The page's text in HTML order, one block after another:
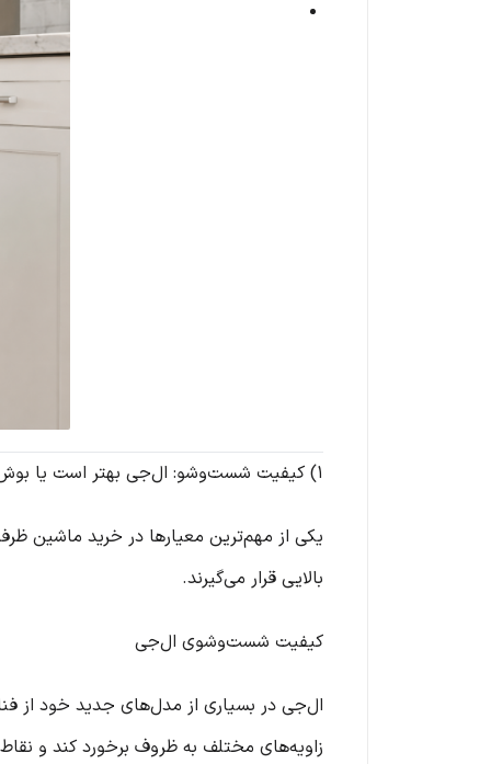
1) کیفیت شست‌وشو: ال‌جی بهتر است یا بوش؟
یکی از مهم‌ترین معیارها در خرید ماشین
بالایی قرار می‌گیرند.
کیفیت شست‌وشوی ال‌جی
ال‌جی در بسیاری از مدل‌های جدید خود از
زاویه‌های مختلف به ظروف برخورد کند و